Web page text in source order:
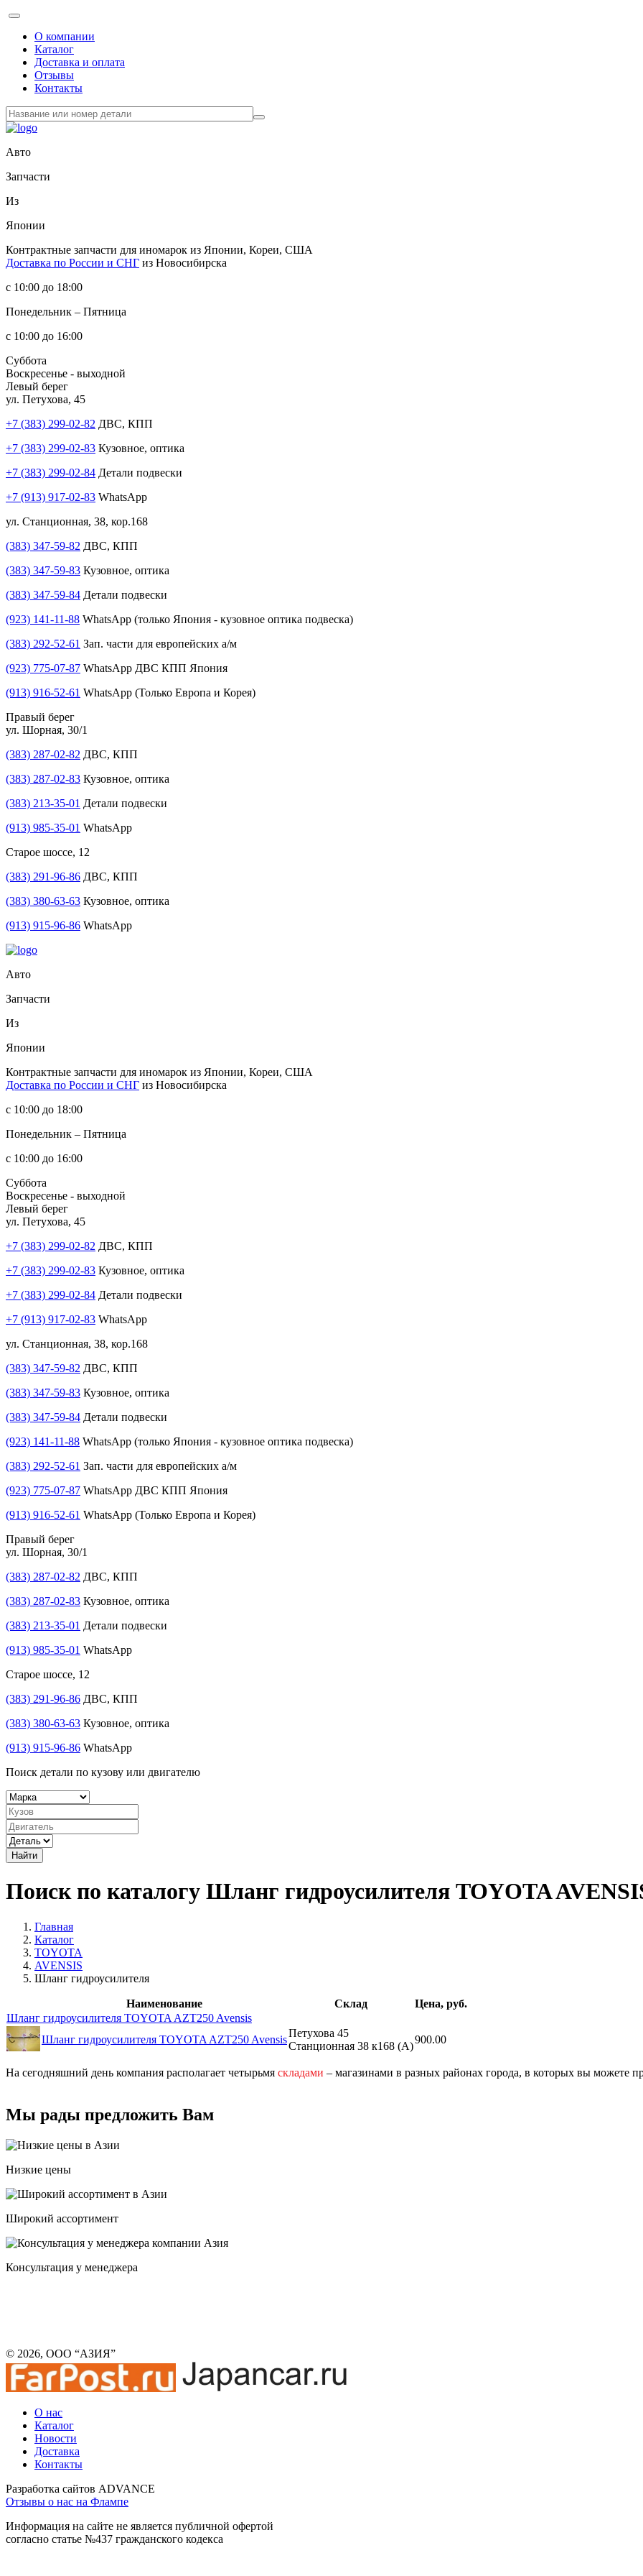
О компании
Каталог
Доставка и оплата
Отзывы
Контакты
Авто
Запчасти
Из
Японии
Контрактные запчасти для иномарок из Японии, Кореи, США
Доставка по России и СНГ из Новосибирска
с 10:00 до 18:00
Понедельник – Пятница
с 10:00 до 16:00
Суббота
Воскресенье - выходной
Левый берег
ул. Петухова, 45
+7 (383) 299-02-82 ДВС, КПП
+7 (383) 299-02-83 Кузовное, оптика
+7 (383) 299-02-84 Детали подвески
+7 (913) 917-02-83 WhatsApp
ул. Станционная, 38, кор.168
(383) 347-59-82 ДВС, КПП
(383) 347-59-83 Кузовное, оптика
(383) 347-59-84 Детали подвески
(923) 141-11-88 WhatsApp (только Япония - кузовное оптика подвеска)
(383) 292-52-61 Зап. части для европейских а/м
(923) 775-07-87 WhatsApp ДВС КПП Япония
(913) 916-52-61 WhatsApp (Только Европа и Корея)
Правый берег
ул. Шорная, 30/1
(383) 287-02-82 ДВС, КПП
(383) 287-02-83 Кузовное, оптика
(383) 213-35-01 Детали подвески
(913) 985-35-01 WhatsApp
Старое шоссе, 12
(383) 291-96-86 ДВС, КПП
(383) 380-63-63 Кузовное, оптика
(913) 915-96-86 WhatsApp
Авто
Запчасти
Из
Японии
Контрактные запчасти для иномарок из Японии, Кореи, США
Доставка по России и СНГ из Новосибирска
с 10:00 до 18:00
Понедельник – Пятница
с 10:00 до 16:00
Суббота
Воскресенье - выходной
Левый берег
ул. Петухова, 45
+7 (383) 299-02-82 ДВС, КПП
+7 (383) 299-02-83 Кузовное, оптика
+7 (383) 299-02-84 Детали подвески
+7 (913) 917-02-83 WhatsApp
ул. Станционная, 38, кор.168
(383) 347-59-82 ДВС, КПП
(383) 347-59-83 Кузовное, оптика
(383) 347-59-84 Детали подвески
(923) 141-11-88 WhatsApp (только Япония - кузовное оптика подвеска)
(383) 292-52-61 Зап. части для европейских а/м
(923) 775-07-87 WhatsApp ДВС КПП Япония
(913) 916-52-61 WhatsApp (Только Европа и Корея)
Правый берег
ул. Шорная, 30/1
(383) 287-02-82 ДВС, КПП
(383) 287-02-83 Кузовное, оптика
(383) 213-35-01 Детали подвески
(913) 985-35-01 WhatsApp
Старое шоссе, 12
(383) 291-96-86 ДВС, КПП
(383) 380-63-63 Кузовное, оптика
(913) 915-96-86 WhatsApp
Поиск детали по кузову или двигателю
Найти
Поиск по каталогу Шланг гидроусилителя TOYOTA
Главная
Каталог
TOYOTA
AVENSIS
Шланг гидроусилителя
Наименование Склад
Цена, руб.
Шланг гидроусилителя TOYOTA AZT250 Avensis
Шланг гидроусилителя TOYOTA AZT250 Avensis
Петухова 45
Станционная 38 к168 (A)
900.00
На сегодняшний день компания располагает четырьмя складами – магазинами в разных районах города, в которых вы можете
Мы рады предложить Вам
Низкие цены
Широкий ассортимент
Консультация у менеджера
© 2026, ООО “АЗИЯ”
О нас
Каталог
Новости
Доставка
Контакты
Разработка сайтов ADVANCE
Отзывы о нас на Флампе
Информация на сайте не является публичной офертой
согласно статье №437 гражданского кодекса